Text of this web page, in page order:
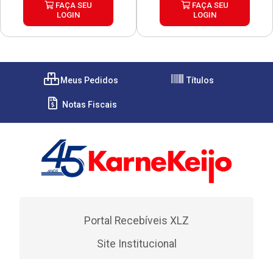
FAÇA SEU
LOGIN
FAÇA SEU
LOGIN
Meus Pedidos Títulos
Notas Fiscais
Portal Recebíveis XLZ
Site Institucional